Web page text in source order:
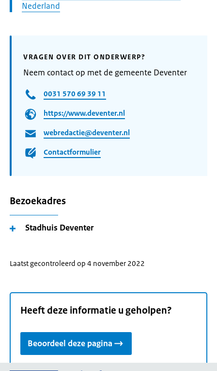
Nederland
VRAGEN OVER DIT ONDERWERP?
Neem contact op met de gemeente Deventer
0031 570 69 39 11
https://www.deventer.nl
webredactie@deventer.nl
Contactformulier
Bezoekadres
Stadhuis Deventer
Laatst gecontroleerd op 4 november 2022
Heeft deze informatie u geholpen?
Beoordeel deze pagina